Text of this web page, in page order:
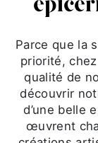
Parce que la
priorité, chez
qualité de
découvrir
d’une belle
œuvrent